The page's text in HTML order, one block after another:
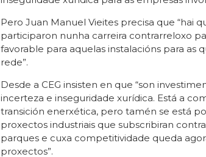
Pero Juan Manuel Vieites precisa que “hai
participaron nunha carreira contrarreloxo
favorable para aquelas instalacións para
rede”.
Desde a CEG insisten en que “son
incerteza e inseguridade xurídica. Está a
transición enerxética, pero tamén se está
proxectos industriais que subscribiran
parques e cuxa competitividade queda
proxectos”.